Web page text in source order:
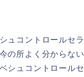
ュコントロールセ
の所よく分からな
シュコントロール